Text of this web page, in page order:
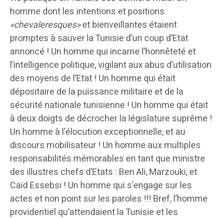
homme dont les intentions et positions
«chevaleresques»et bienveillantes étaient
promptes à sauver la Tunisie d’un coup d’Etat
annoncé ! Un homme qui incarne l’honnêteté et
l’intelligence politique, vigilant aux abus d’utilisation
des moyens de l’Etat ! Un homme qui était
dépositaire de la puissance militaire et de la
sécurité nationale tunisienne ! Un homme qui était
à deux doigts de décrocher la législature suprême !
Un homme à l’élocution exceptionnelle, et au
discours mobilisateur ! Un homme aux multiples
responsabilités mémorables en tant que ministre
des illustres chefs d’Etats : Ben Ali, Marzouki, et
Caïd Essebsi ! Un homme qui s’engage sur les
actes et non point sur les paroles !!! Bref, l’homme
providentiel qu’attendaient la Tunisie et les